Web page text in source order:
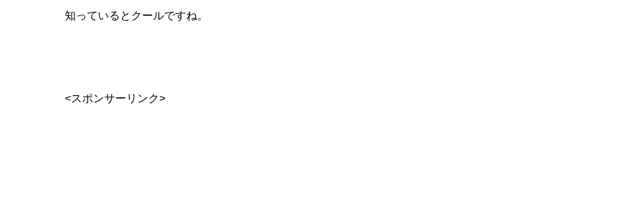
知っているとクールですね。
<スポンサーリンク>